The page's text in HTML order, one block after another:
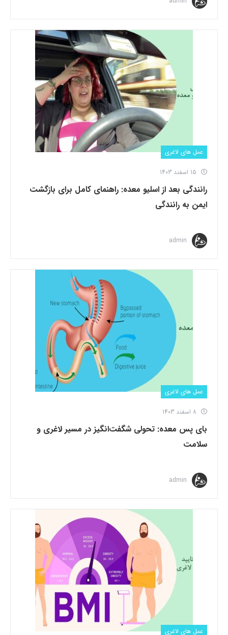
عمل های لاغری
رانندگی بعد از اسلیو معده: راهنمای کامل برای بازگشت
ایمن به رانندگی
admin
عمل های لاغری
بای پس معده: تحولی شگفت‌انگیز در مسیر لاغری و
سلامت
admin
عمل های لاغری